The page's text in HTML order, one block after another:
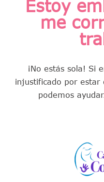
Estoy
me
¡No estás sola! Si
injustificado por estar
podemos